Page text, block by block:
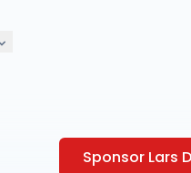
Sponsor Lars